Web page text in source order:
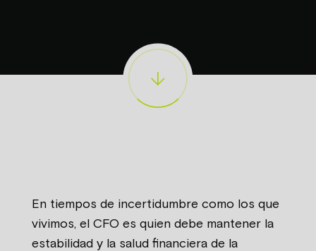
En tiempos de incertidumbre como los que
vivimos, el CFO es quien debe mantener la
estabilidad y la salud financiera de la